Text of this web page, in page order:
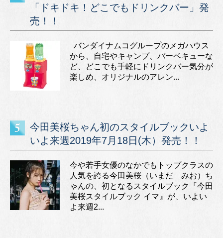
「ドキドキ！どこでもドリンクバー」発
売！！
バンダイナムコグループのメガハウス
から、自宅やキャンプ、バーベキューな
ど、どこでも手軽にドリンクバー気分が
楽しめ、オリジナルのアレン...
今田美桜ちゃん初のスタイルブックいよ
いよ来週2019年7月18日(木）発売！！
今や若手女優のなかでもトップクラスの
人気を誇る今田美桜（いまだ みお）ち
ゃんの、初となるスタイルブック『今田
美桜スタイルブック イマ』が、いよい
よ来週2...